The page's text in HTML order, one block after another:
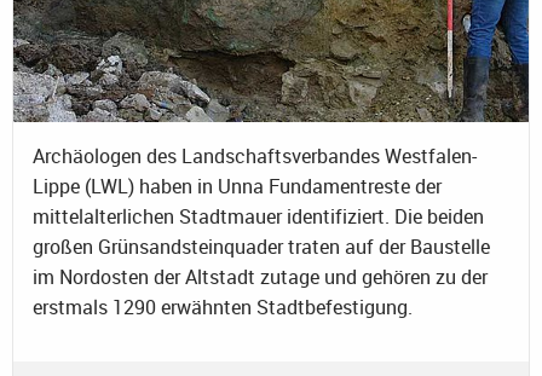
Archäologen des Landschaftsverbandes Westfalen-
Lippe (LWL) haben in Unna Fundamentreste der
mittelalterlichen Stadtmauer identifiziert. Die beiden
großen Grünsandsteinquader traten auf der Baustelle
im Nordosten der Altstadt zutage und gehören zu der
erstmals 1290 erwähnten Stadtbefestigung.